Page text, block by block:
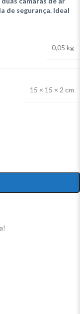
de segurança. Ideal
0,05 kg
15 × 15 × 2 cm